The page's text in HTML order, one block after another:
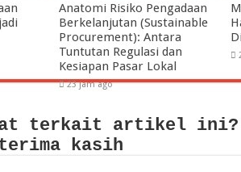
Anatomi Risiko Pengadaan
Berkelanjutan (Sustainable
Procurement): Antara
Tuntutan Regulasi dan
Kesiapan Pasar Lokal
23 jam ago
terkait artikel ini?
kasih